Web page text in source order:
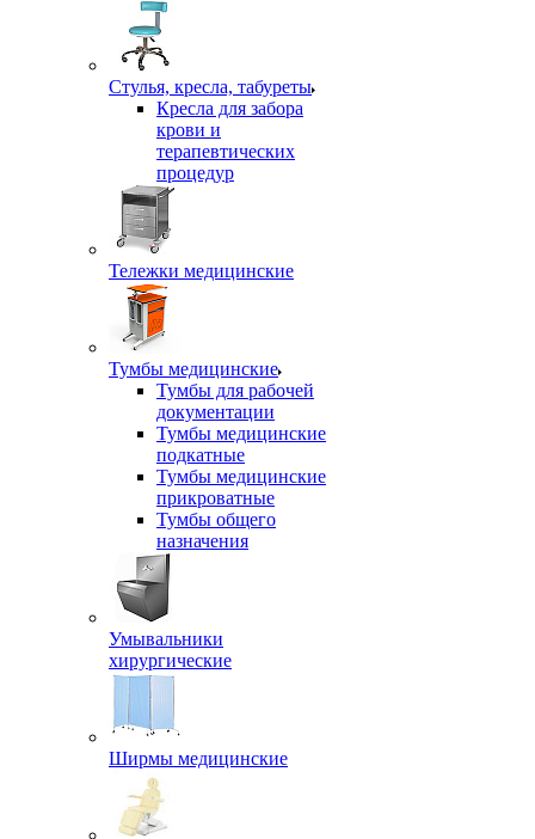
Стулья, кресла, табуреты
Кресла для забора
крови и
терапевтических
процедур
Тележки медицинские
Тумбы медицинские
Тумбы для рабочей
документации
Тумбы медицинские
подкатные
Тумбы медицинские
прикроватные
Тумбы общего
назначения
Умывальники
хирургические
Ширмы медицинские